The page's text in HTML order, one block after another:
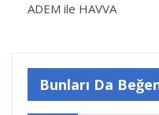
ADEM ile HAVVA
Bunları Da